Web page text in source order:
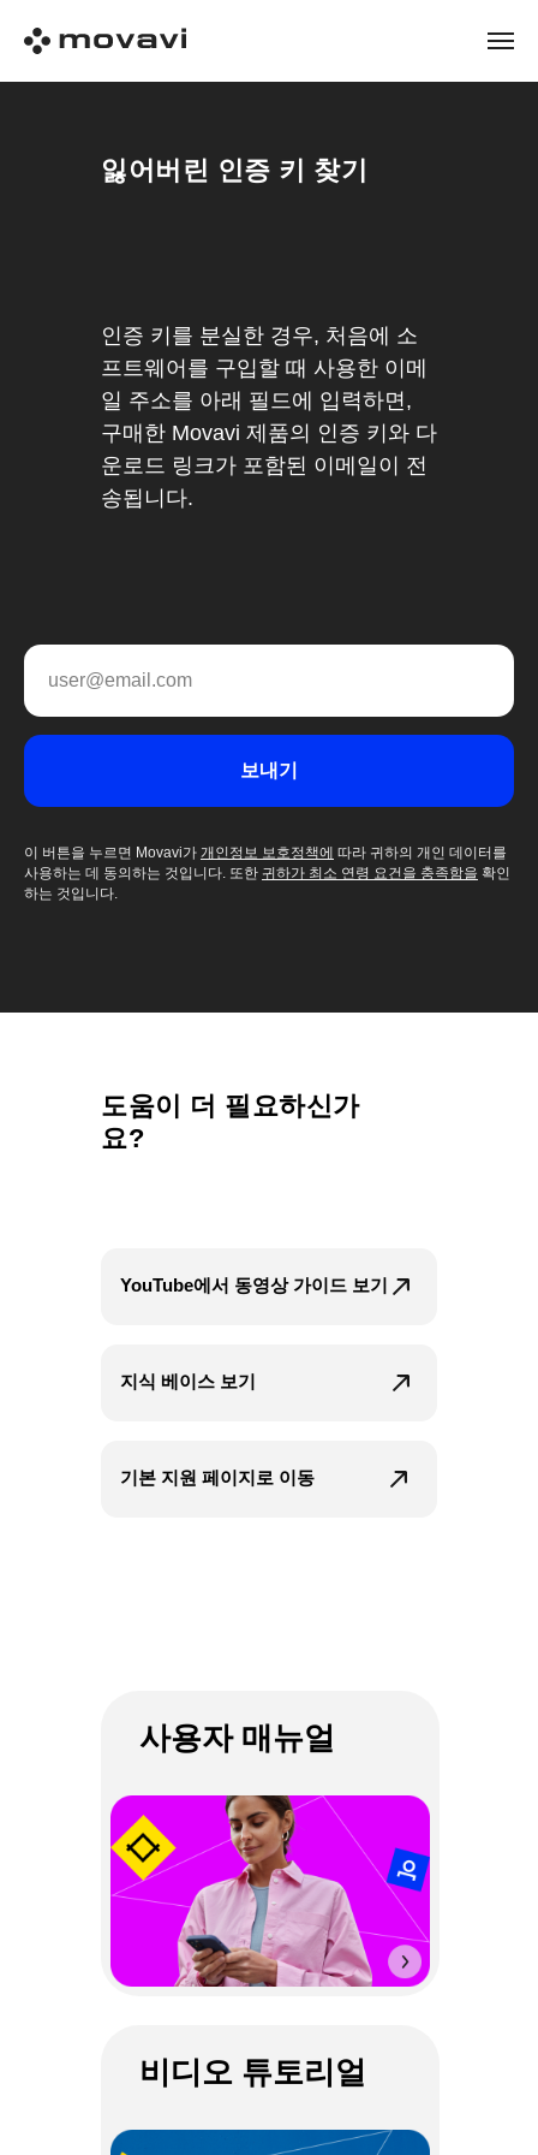
잃어버린 인증 키 찾기
인증 키를 분실한 경우, 처음에 소
프트웨어를 구입할 때 사용한 이메
일 주소를 아래 필드에 입력하면,
구매한 Movavi 제품의 인증 키와 다
운로드 링크가 포함된 이메일이 전
송됩니다.
보내기
이 버튼을 누르면 Movavi가 개인정보 보호정책에 따라 귀하의 개인 데이터를
사용하는 데 동의하는 것입니다. 또한 귀하가 최소 연령 요건을 충족함을 확인
하는 것입니다.
도움이 더 필요하신가
요?
YouTube에서 동영상 가이드 보기
지식 베이스 보기
기본 지원 페이지로 이동
사용자 매뉴얼
비디오 튜토리얼